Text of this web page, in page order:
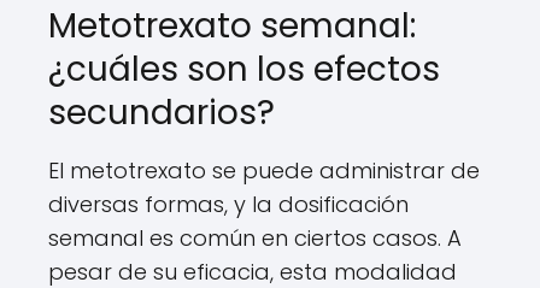
Metotrexato semanal:
¿cuáles son los efectos
secundarios?
El metotrexato se puede administrar de
diversas formas, y la dosificación
semanal es común en ciertos casos. A
pesar de su eficacia, esta modalidad